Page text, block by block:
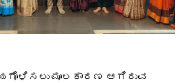
ಮೂಲಕಾರಣ ಆಗಿರುವ